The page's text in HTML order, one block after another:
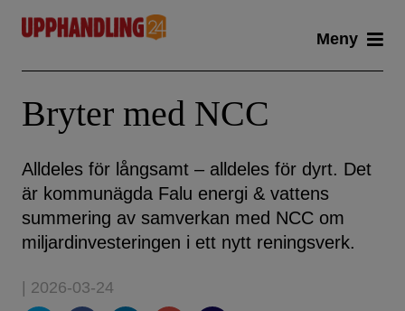
content
Meny
Bryter med NCC
Alldeles för långsamt – alldeles för dyrt. Det
är kommunägda Falu energi & vattens
summering av samverkan med NCC om
miljardinvesteringen i ett nytt reningsverk.
| 2026-03-24